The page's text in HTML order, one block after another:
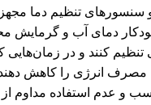
تنظیم دما
دمای آب و گرمایش
کنند و در زمان‌هایی
انرژی را کاهش
و عدم استفاده مداوم از